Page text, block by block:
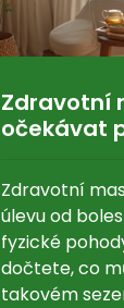
Zdravotní
očekávat
Zdravotní
úlevu od
fyzické
dočtete, co
takovém